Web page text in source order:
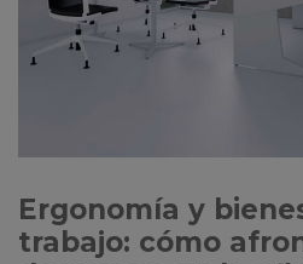
Ergonomía y
trabajo: cómo